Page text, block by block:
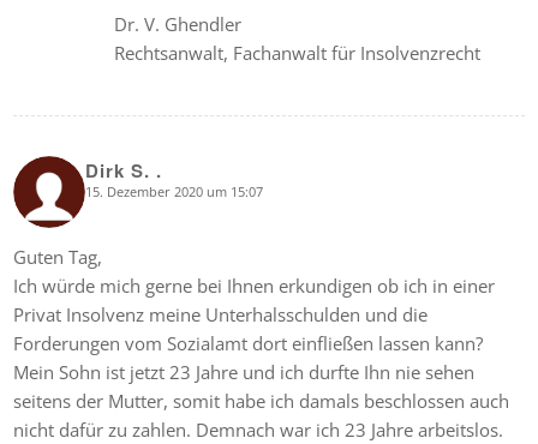
Dr. V. Ghendler
Rechtsanwalt, Fachanwalt für Insolvenzrecht
Dirk S. .
says: 15. Dezember 2020 um 15:07
Guten Tag,
Ich würde mich gerne bei Ihnen erkundigen ob ich in einer
Privat Insolvenz meine Unterhalsschulden und die
Forderungen vom Sozialamt dort einfließen lassen kann?
Mein Sohn ist jetzt 23 Jahre und ich durfte Ihn nie sehen
seitens der Mutter, somit habe ich damals beschlossen auch
nicht dafür zu zahlen. Demnach war ich 23 Jahre arbeitslos.